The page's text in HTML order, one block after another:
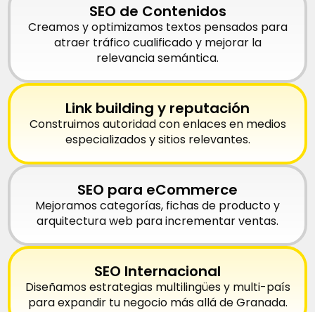
SEO de Contenidos
Creamos y optimizamos textos pensados para
atraer tráfico cualificado y mejorar la
relevancia semántica.
Link building y reputación
Construimos autoridad con enlaces en medios
especializados y sitios relevantes.
SEO para eCommerce
Mejoramos categorías, fichas de producto y
arquitectura web para incrementar ventas.
SEO Internacional
Diseñamos estrategias multilingües y multi-país
para expandir tu negocio más allá de Granada.